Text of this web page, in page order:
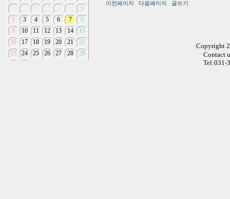
이전페이지 다음페이지 글쓰기
Copyright
Contact
Tel:031-